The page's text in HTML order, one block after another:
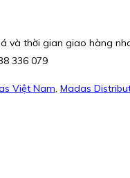
và thời gian giao hàng
336 079
Việt Nam, Madas